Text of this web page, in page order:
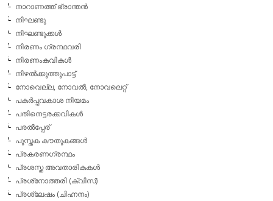
നാറാണത്ത് ഭ്രാന്തന്‍
നിഘണ്ടു
നിഘണ്ടുക്കള്‍
നിരണം ഗ്രന്ഥവരി
നിരണംകവികള്‍
നിഴല്‍ക്കുത്തുപാട്ട്
നോവെല്ല, നോവല്‍, നോവലെറ്റ്
പകര്‍പ്പവകാശ നിയമം
പതിനെട്ടരക്കവികള്‍
പരല്‍പ്പേര്
പുസ്തക കൗതുകങ്ങള്‍
പ്രകരണഗ്രന്ഥം
പ്രശസ്ത അവതാരികകള്‍
പ്രശ്‌നോത്തരി (ക്വിസ്)
പ്രശ്ലേഷം (ചിഹ്നനം)